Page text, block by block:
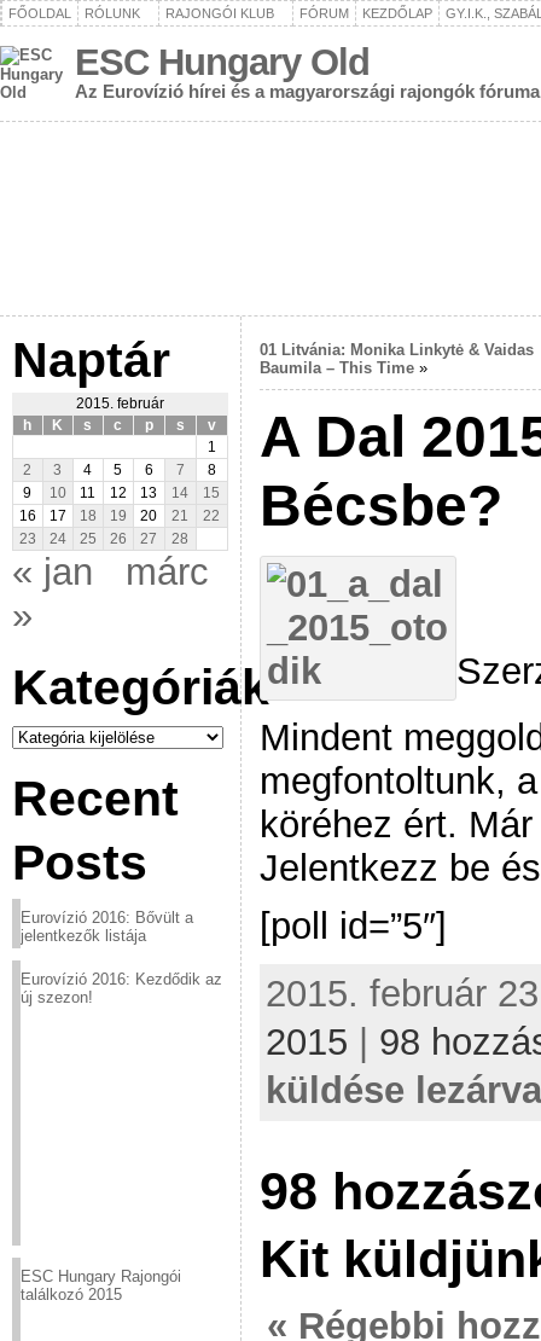
FŐOLDAL RÓLUNK RAJONGÓI KLUB FÓRUM KEZDŐLAP GY.I.K.,
ESC Hungary Old
Az Eurovízió hírei és a magyarországi rajongók fóruma
Naptár
2015. február
h
K s c p s
v
1
2
3 4 5 6 7
8
9
10 11 12 13 14
15
16
17 18 19 20 21
22
23
24 25 26 27 28
« jan
márc
»
Kategóriák
Kategóriák
Recent
Posts
Eurovízió 2016: Bővült a
jelentkezők listája
Eurovízió 2016: Kezdődik az
új szezon!
ESC Hungary Rajongói
találkozó 2015
01 Litvánia: Monika Linkytė & Vaidas
Baumila – This Time »
A Dal
Bécsbe?
Mindent
megfontoltunk,
köréhez ért.
Jelentkezz be
[poll id=”5″]
2015. február
2015
98
küldése
98
Kit
« Régebbi